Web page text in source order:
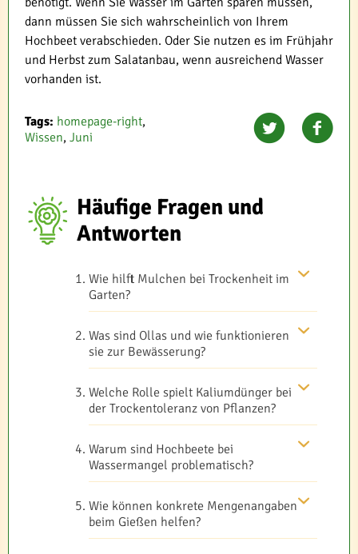
dann müssen Sie sich wahrscheinlich von Ihrem
Hochbeet verabschieden. Oder Sie nutzen es im Frühjahr
und Herbst zum Salatanbau, wenn ausreichend Wasser
vorhanden ist.
Tags: homepage-right,
Wissen, Juni
Häufige Fragen und
Antworten
Wie hilft Mulchen bei Trockenheit im
Garten?
Was sind Ollas und wie funktionieren
sie zur Bewässerung?
Welche Rolle spielt Kaliumdünger bei
der Trockentoleranz von Pflanzen?
Warum sind Hochbeete bei
Wassermangel problematisch?
Wie können konkrete Mengenangaben
beim Gießen helfen?